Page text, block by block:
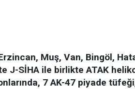
Muş, Van, Bingöl,
J-SİHA ile birlikte ATAK
7 AK-47 piyade